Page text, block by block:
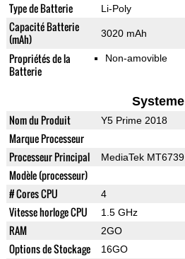
Type de Batterie Li-Poly
Capacité Batterie
(mAh)
3020 mAh
Propriétés de la
Batterie
Non-amovible
Systeme
Nom du Produit Y5 Prime 2018
Marque Processeur
Processeur Principal MediaTek MT6739
Modèle (processeur)
# Cores CPU 4
Vitesse horloge CPU 1.5 GHz
RAM 2GO
Options de Stockage 16GO